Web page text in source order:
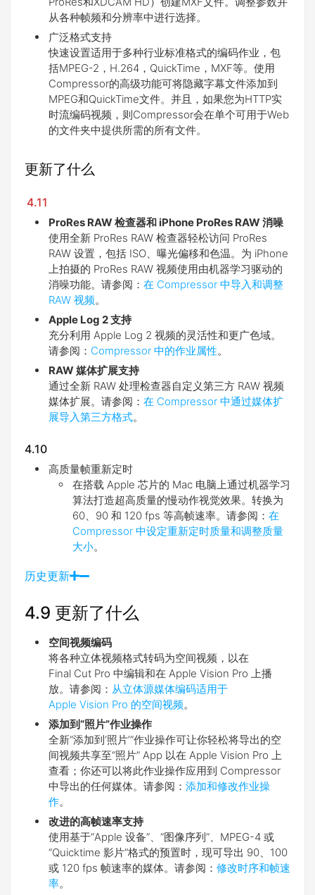
从各种帧频和分辨率中进行选择。
广泛格式支持
快速设置适用于多种行业标准格式的编码作业，包
括MPEG-2，H.264，QuickTime，MXF等。使用
Compressor的高级功能可将隐藏字幕文件添加到
MPEG和QuickTime文件。并且，如果您为HTTP实
时流编码视频，则Compressor会在单个可用于Web
的文件夹中提供所需的所有文件。
更新了什么
4.11
ProRes RAW 检查器和 iPhone ProRes RAW 消噪
使用全新 ProRes RAW 检查器轻松访问 ProRes
RAW 设置，包括 ISO、曝光偏移和色温。为 iPhone
上拍摄的 ProRes RAW 视频使用由机器学习驱动的
消噪功能。请参阅： 在 Compressor 中导入和调整
RAW 视频。
Apple Log 2 支持
充分利用 Apple Log 2 视频的灵活性和更广色域。
请参阅： Compressor 中的作业属性。
RAW 媒体扩展支持
通过全新 RAW 处理检查器自定义第三方 RAW 视频
媒体扩展。请参阅： 在 Compressor 中通过媒体扩
展导入第三方格式。
4.10
高质量帧重新定时
在搭载 Apple 芯片的 Mac 电脑上通过机器学习
算法打造超高质量的慢动作视觉效果。转换为
60、90 和 120 fps 等高帧速率。请参阅： 在
Compressor 中设定重新定时质量和调整质量
大小。
历史更新
4.9 更新了什么
空间视频编码
将各种立体视频格式转码为空间视频，以在
Final Cut Pro 中编辑和在 Apple Vision Pro 上播
放。请参阅： 从立体源媒体编码适用于
Apple Vision Pro 的空间视频。
添加到“照片”作业操作
全新“添加到‘照片’”作业操作可让你轻松将导出的空
间视频共享至“照片” App 以在 Apple Vision Pro 上
查看；你还可以将此作业操作应用到 Compressor
中导出的任何媒体。请参阅： 添加和修改作业操
作。
改进的高帧速率支持
使用基于“Apple 设备”、“图像序列”、MPEG-4 或
“Quicktime 影片”格式的预置时，现可导出 90、100
或 120 fps 帧速率的媒体。请参阅： 修改时序和帧速
率。